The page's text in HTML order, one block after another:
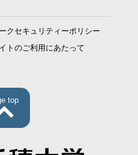
クセキュリティーポリシー
トのご利用にあたって
top